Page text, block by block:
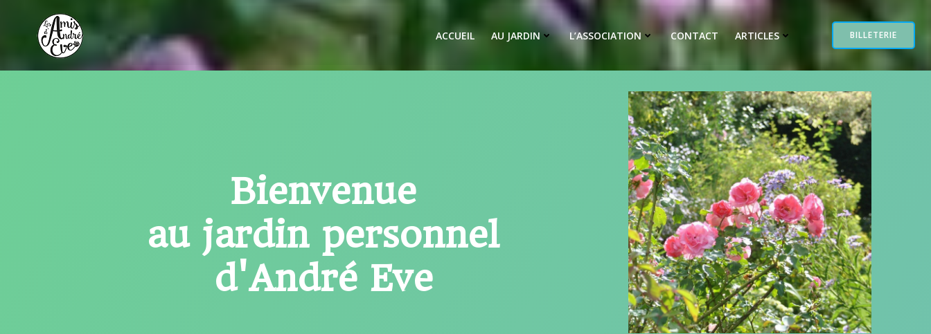
contenu
ACCUEIL AU JARDIN L’ASSOCIATION CONTACT ARTICLES BILLETERIE
Bienvenue
au jardin personnel
d'André Eve